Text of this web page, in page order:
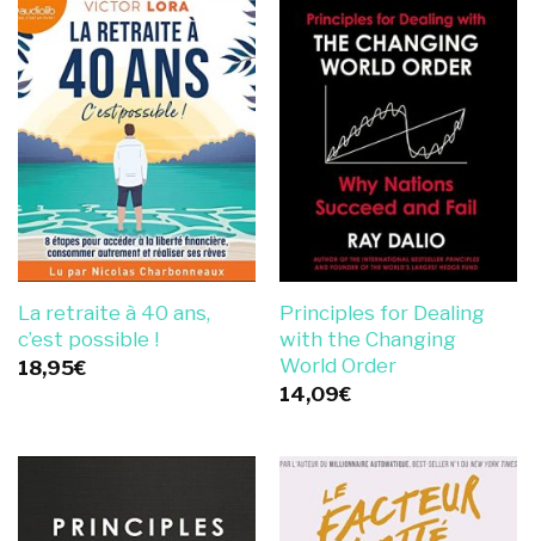
La retraite à 40 ans,
c’est possible !
18,95€
Principles for Dealing
with the Changing
World Order
14,09€